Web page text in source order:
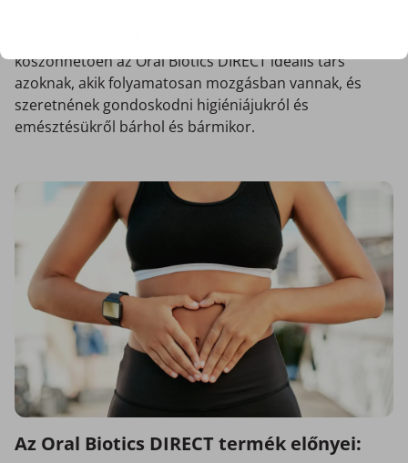
köszönhetően az Oral Biotics DIRECT ideális társ
azoknak, akik folyamatosan mozgásban vannak, és
szeretnének gondoskodni higiéniájukról és
emésztésükről bárhol és bármikor.
Az Oral Biotics DIRECT termék előnyei: